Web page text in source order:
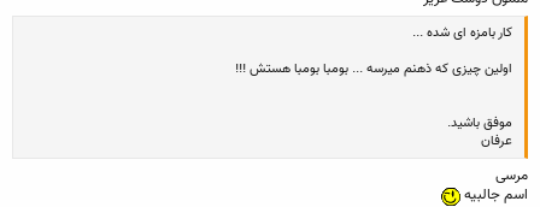
کار بامزه ای شده ...
اولین چیزی که ذهنم میرسه ... بومبا بومبا هستش !!!
موفق باشید.
عرفان
مرسی
اسم جالبیه